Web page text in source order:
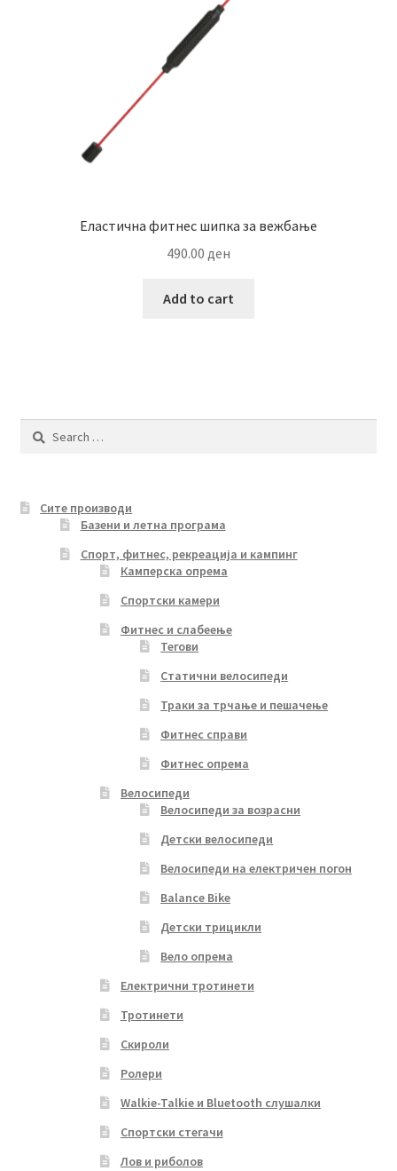
Еластична фитнес шипка за вежбање
490.00 ден
Add to cart
Search
Сите производи
Базени и летна програма
Спорт, фитнес, рекреација и кампинг
Камперска опрема
Спортски камери
Фитнес и слабеење
Тегови
Статични велосипеди
Траки за трчање и пешачење
Фитнес справи
Фитнес опрема
Велосипеди
Велосипеди за возрасни
Детски велосипеди
Велосипеди на електричен погон
Balance Bike
Детски трицикли
Вело опрема
Електрични тротинети
Тротинети
Скироли
Ролери
Walkie-Talkie и Bluetooth слушалки
Спортски стегачи
Лов и риболов